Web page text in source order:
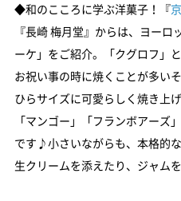
◆和のこころに学ぶ洋菓子！『
『長崎 梅月堂』からは、ヨー
ーケ」をご紹介。「クグロフ」
お祝い事の時に焼くことが多い
ひらサイズに可愛らしく焼き上
「マンゴー」「フランボアー
です♪小さいながらも、本格的
生クリームを添えたり、ジャム